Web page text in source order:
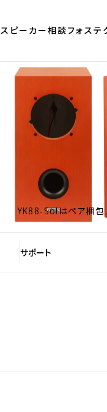
スピーカー相談フォステ
サポート